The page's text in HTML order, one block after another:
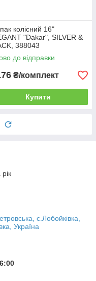
колісний 16"
"Dakar", SILVER &
388043
до відправки
₴/комплект
Купити
с.Лобойківка,
Україна